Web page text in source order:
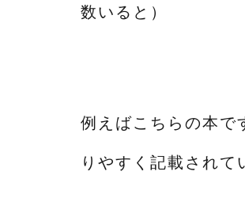
数いると）
例えばこちらの本で
りやすく記載されて